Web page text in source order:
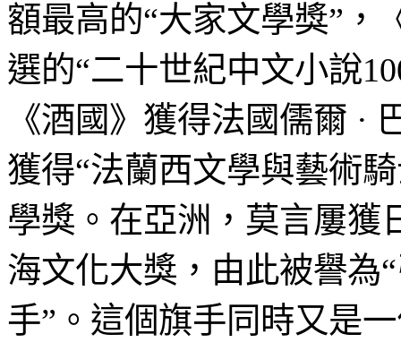
額最高的“大家文學獎”，
選的“二十世紀中文小說
《酒國》獲得法國儒爾 ·
獲得“法蘭西文學與藝術
學獎。在亞洲，莫言屢獲
海文化大獎，由此被譽為
手”。這個旗手同時又是